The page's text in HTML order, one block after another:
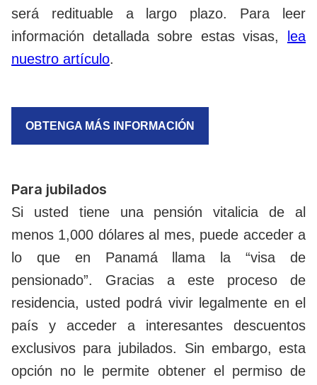
será redituable a largo plazo. Para leer
información detallada sobre estas visas,
lea
nuestro artículo.
OBTENGA MÁS INFORMACIÓN
Para jubilados
Si usted tiene una pensión vitalicia de al
menos 1,000 dólares al mes, puede acceder a
lo que en Panamá llama la “visa de
pensionado”. Gracias a este proceso de
residencia, usted podrá vivir legalmente en el
país y acceder a interesantes descuentos
exclusivos para jubilados. Sin embargo, esta
opción no le permite obtener el permiso de